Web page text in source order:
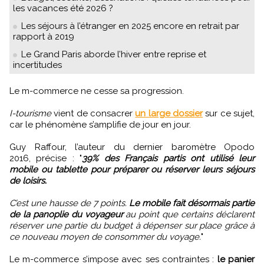
les vacances été 2026 ?
Les séjours à l’étranger en 2025 encore en retrait par
rapport à 2019
Le Grand Paris aborde l’hiver entre reprise et
incertitudes
Le m-commerce ne cesse sa progression.
I-tourismevient de consacrerun large dossiersur ce sujet,
car le phénomène s’amplifie de jour en jour.
Guy Raffour, l’auteur du dernier baromètre Opodo
2016, précise : "39% des Français partis ont utilisé leur
mobile ou tablette pour préparer ou réserver leurs séjours
de loisirs.
C’est une hausse de 7 points. Le mobile fait désormais partie
de la panoplie du voyageurau point que certains déclarent
réserver une partie du budget à dépenser sur place grâce à
ce nouveau moyen de consommer du voyage."
Le m-commerce s’impose avec ses contraintes : le panier